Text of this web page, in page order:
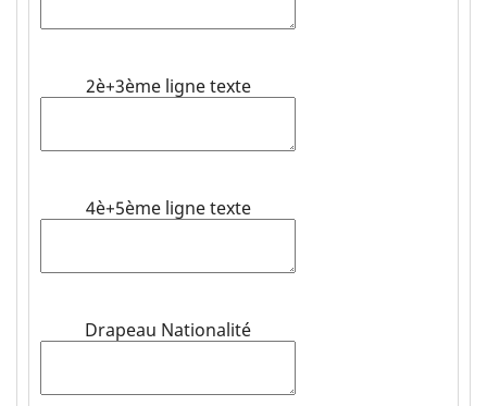
2è+3ème ligne texte
4è+5ème ligne texte
Drapeau Nationalité